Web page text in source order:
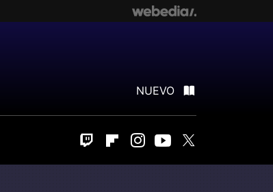
NUEVO
Twitch FlipboardInstagram
Youtube